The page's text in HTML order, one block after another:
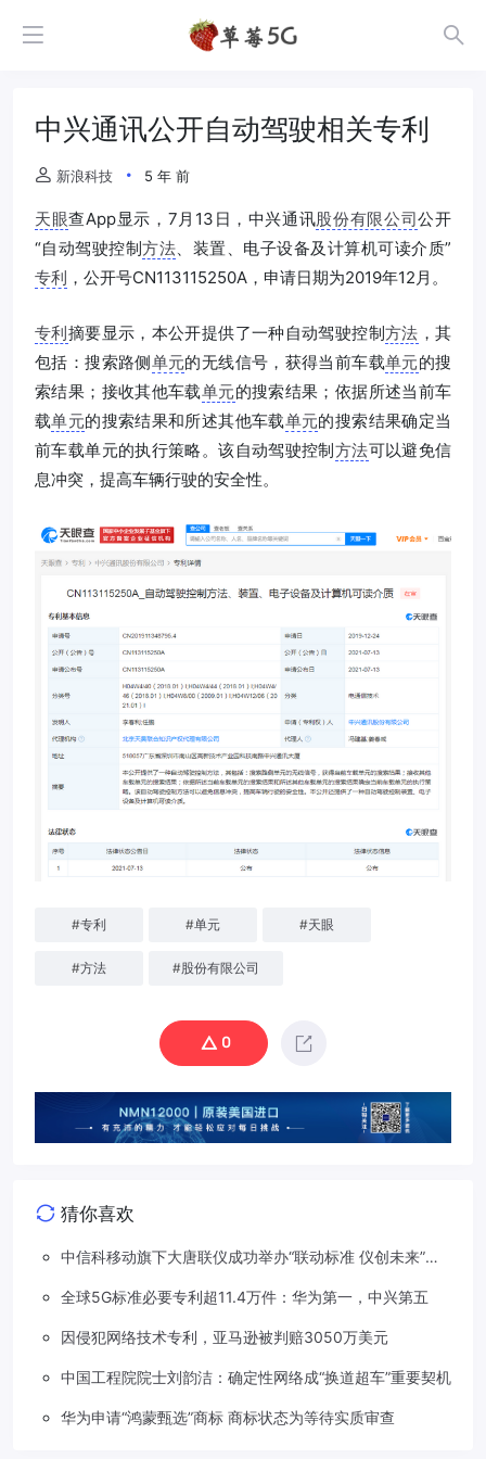
中兴通讯公开自动驾驶相关专利
新浪科技 5 年 前
天眼查App显示，7月13日，中兴通讯股份有限公司公开
“自动驾驶控制方法 、装置、电子设备及计算机可读介质”
专利 ，公开号CN113115250A，申请日期为2019年12月。
专利摘要显示，本公开提供了一种自动驾驶控制方法 ，其
包括：搜索路侧单元的无线信号，获得当前车载单元的搜
索结果；接收其他车载单元的搜索结果；依据所述当前车
载单元的搜索结果和所述其他车载单元的搜索结果确定当
前车载单元的执行策略。该自动驾驶控制方法可以避免信
息冲突，提高车辆行驶的安全性。
#专利 #单元 #天眼
#方法 #股份有限公司
0
猜你喜欢
中信科移动旗下大唐联仪成功举办“联动标准 仪创未来”车
全球5G标准必要专利超11.4万件：华为第一，中兴第五
因侵犯网络技术专利，亚马逊被判赔3050万美元
中国工程院院士刘韵洁：确定性网络成“换道超车”重要契机
华为申请“鸿蒙甄选”商标 商标状态为等待实质审查